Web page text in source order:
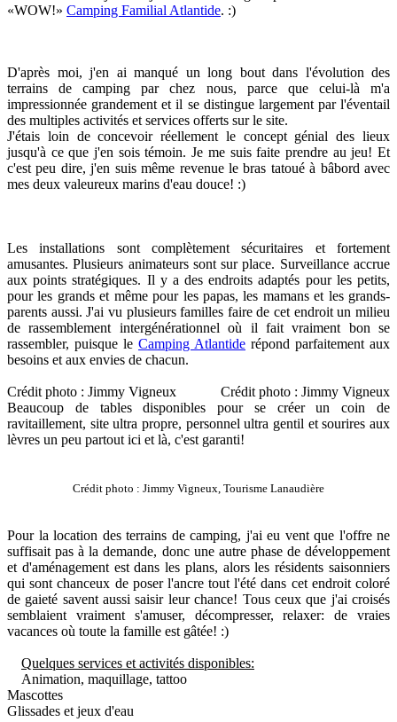
«WOW!» Camping Familial Atlantide. :)
D'après moi, j'en ai manqué un long bout dans l'évolution des
terrains de camping par chez nous, parce que celui-là m'a
impressionnée grandement et il se distingue largement par l'éventail
des multiples activités et services offerts sur le site.
J'étais loin de concevoir réellement le concept génial des lieux
jusqu'à ce que j'en sois témoin. Je me suis faite prendre au jeu! Et
c'est peu dire, j'en suis même revenue le bras tatoué à bâbord avec
mes deux valeureux marins d'eau douce! :)
Les installations sont complètement sécuritaires et fortement
amusantes. Plusieurs animateurs sont sur place. Surveillance accrue
aux points stratégiques. Il y a des endroits adaptés pour les petits,
pour les grands et même pour les papas, les mamans et les grands-
parents aussi. J'ai vu plusieurs familles faire de cet endroit un milieu
de rassemblement intergénérationnel où il fait vraiment bon se
rassembler, puisque le Camping Atlantide répond parfaitement aux
besoins et aux envies de chacun.
Crédit photo : Jimmy Vigneux
Crédit photo : Jimmy Vigneux
Beaucoup de tables disponibles pour se créer un coin de
ravitaillement, site ultra propre, personnel ultra gentil et sourires aux
lèvres un peu partout ici et là, c'est garanti!
Crédit photo : Jimmy Vigneux, Tourisme Lanaudière
Pour la location des terrains de camping, j'ai eu vent que l'offre ne
suffisait pas à la demande, donc une autre phase de développement
et d'aménagement est dans les plans, alors les résidents saisonniers
qui sont chanceux de poser l'ancre tout l'été dans cet endroit coloré
de gaieté savent aussi saisir leur chance! Tous ceux que j'ai croisés
semblaient vraiment s'amuser, décompresser, relaxer: de vraies
vacances où toute la famille est gâtée! :)
Quelques services et activités disponibles:
Animation, maquillage, tattoo
Mascottes
Glissades et jeux d'eau